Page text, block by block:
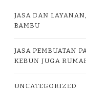
JASA DAN
BAMBU
JASA PEMBUATAN
KEBUN JUGA
UNCATEGORIZED